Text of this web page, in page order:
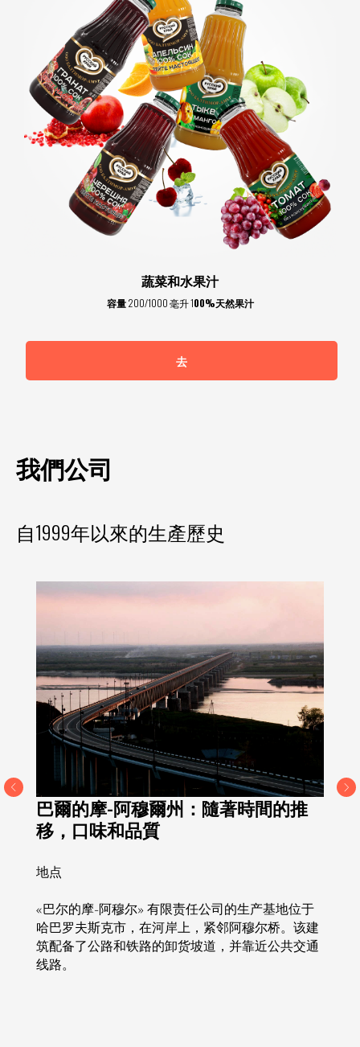
蔬菜和水果汁
容量200/1000 毫升 100%天然果汁
去
我們公司
自1999年以來的生產歷史
巴爾的摩-阿穆爾州：隨著時間的推
移，口味和品質
地点
«巴尔的摩-阿穆尔» 有限责任公司的生产基地位于
哈巴罗夫斯克市，在河岸上，紧邻阿穆尔桥。该建
筑配备了公路和铁路的卸货坡道，并靠近公共交通
线路。